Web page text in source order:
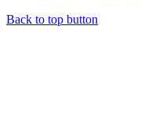
Back to top button